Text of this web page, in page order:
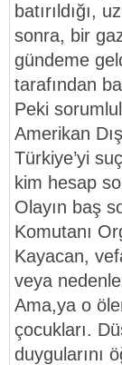
batırıldığı,
sonra, bir
gündeme
tarafından
Peki
Amerikan
Türkiye’yi
kim hesap
Olayın baş
Komutanı
Kayacan,
veya
Ama,ya o
çocukları.
duygularını